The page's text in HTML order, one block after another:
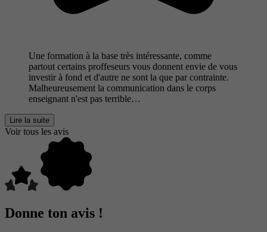
Une formation à la base très intéressante, comme
partout certains proffeseurs vous donnent envie de vous
investir à fond et d'autre ne sont la que par contrainte.
Malheureusement la communication dans le corps
enseignant n'est pas terrible…
Lire la suite
Voir tous les avis
Donne ton avis !